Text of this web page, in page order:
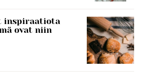
inspiraatiota
ovat niin